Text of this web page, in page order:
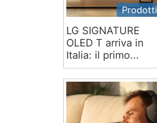
Prodotti
LG SIGNATURE
OLED T arriva in
Italia: il primo...